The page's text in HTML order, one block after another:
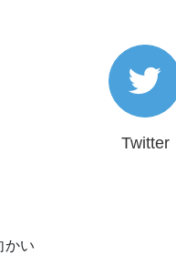
かい
Twitter